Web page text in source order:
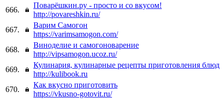
666.
Поварёшкин.ру - просто и со вкусом!
http://povareshkin.ru/
667.
Варим Самогон
https://varimsamogon.com/
668.
Виноделие и самогоноварение
http://vipsamogon.ucoz.ru/
669.
Кулинария, кулинарные рецепты приготовления блюд
http://kulibook.ru
670.
Как вкусно приготовить
https://vkusno-gotovit.ru/